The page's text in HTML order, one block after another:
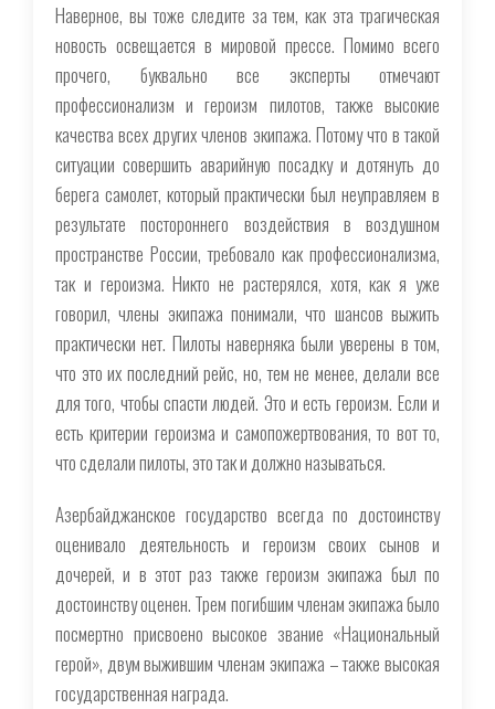
Наверное, вы тоже следите за тем, как эта трагическая
новость освещается в мировой прессе. Помимо всего
прочего, буквально все эксперты отмечают
профессионализм и героизм пилотов, также высокие
качества всех других членов экипажа. Потому что в такой
ситуации совершить аварийную посадку и дотянуть до
берега самолет, который практически был неуправляем в
результате постороннего воздействия в воздушном
пространстве России, требовало как профессионализма,
так и героизма. Никто не растерялся, хотя, как я уже
говорил, члены экипажа понимали, что шансов выжить
практически нет. Пилоты наверняка были уверены в том,
что это их последний рейс, но, тем не менее, делали все
для того, чтобы спасти людей. Это и есть героизм. Если и
есть критерии героизма и самопожертвования, то вот то,
что сделали пилоты, это так и должно называться.
Азербайджанское государство всегда по достоинству
оценивало деятельность и героизм своих сынов и
дочерей, и в этот раз также героизм экипажа был по
достоинству оценен. Трем погибшим членам экипажа было
посмертно присвоено высокое звание «Национальный
герой», двум выжившим членам экипажа – также высокая
государственная награда.